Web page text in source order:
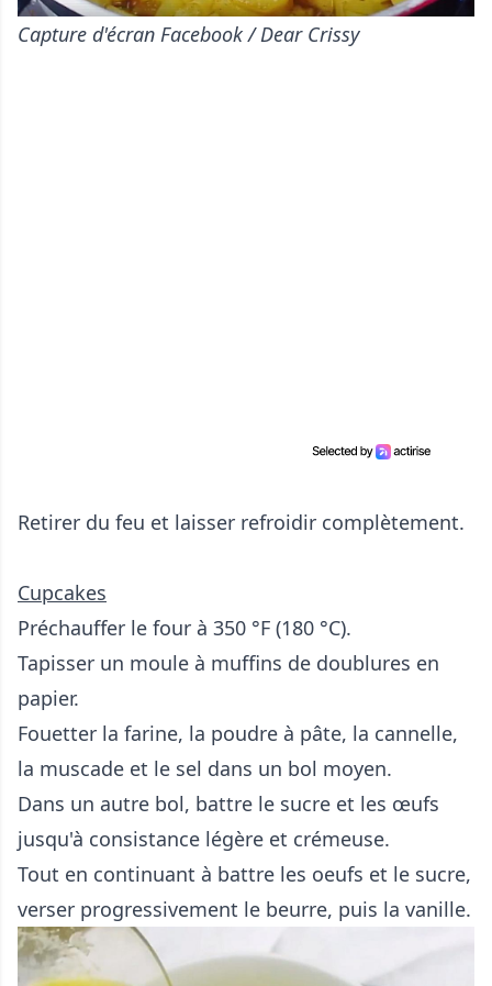
Capture d'écran Facebook / Dear Crissy
Retirer du feu et laisser refroidir complètement.
Cupcakes
Préchauffer le four à 350 °F (180 °C).
Tapisser un moule à muffins de doublures en
papier.
Fouetter la farine, la poudre à pâte, la cannelle,
la muscade et le sel dans un bol moyen.
Dans un autre bol, battre le sucre et les œufs
jusqu'à consistance légère et crémeuse.
Tout en continuant à battre les oeufs et le sucre,
verser progressivement le beurre, puis la vanille.